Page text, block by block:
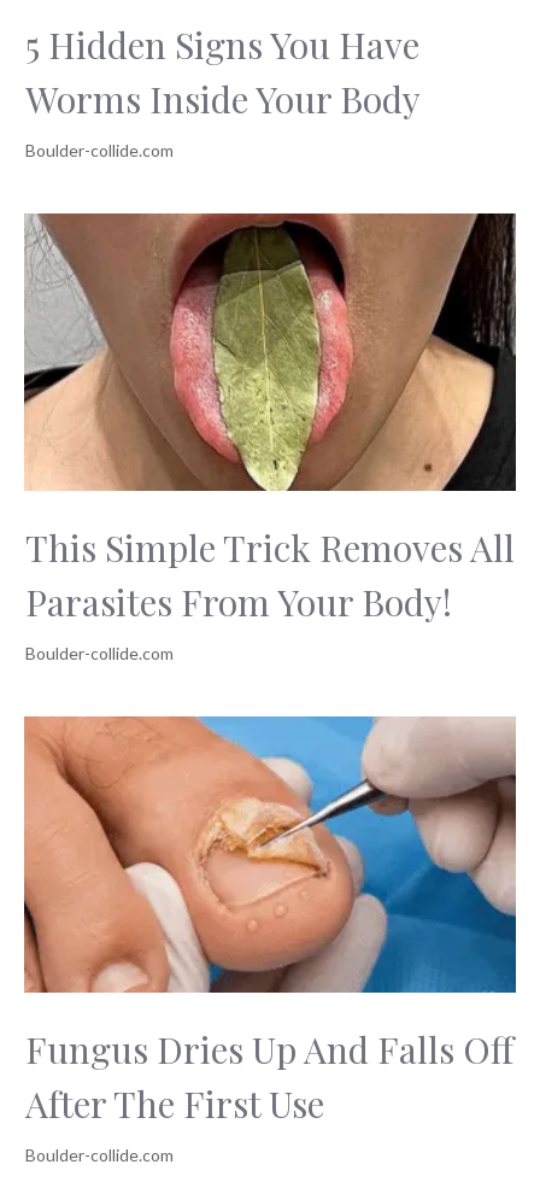
5 Hidden Signs You Have
Worms Inside Your Body
This Simple Trick Removes All
Parasites From Your Body!
Fungus Dries Up And Falls Off
After The First Use